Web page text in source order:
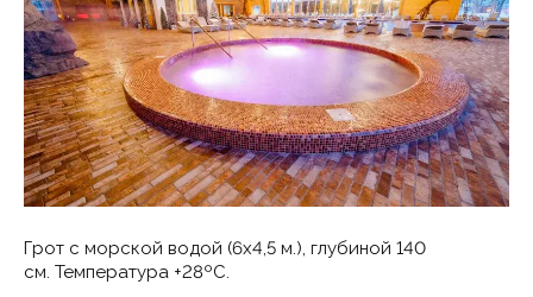
Грот с морской водой (6х4,5 м.), глубиной 140
см. Температура +28ºС.